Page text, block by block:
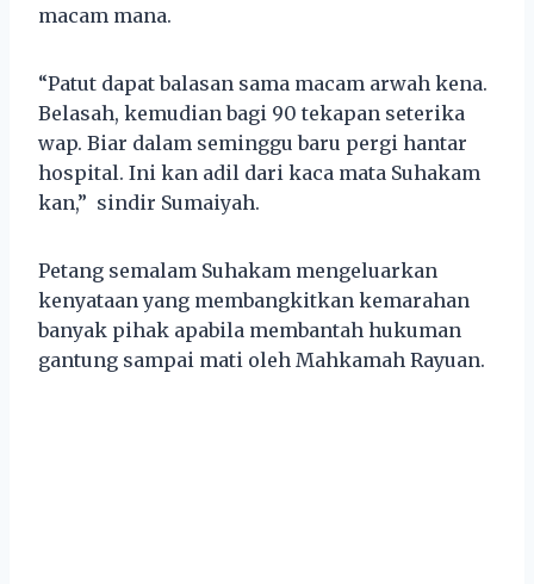
macam mana.
“Patut dapat balasan sama macam arwah kena.
Belasah, kemudian bagi 90 tekapan seterika
wap. Biar dalam seminggu baru pergi hantar
hospital. Ini kan adil dari kaca mata Suhakam
kan,” sindir Sumaiyah.
Petang semalam Suhakam mengeluarkan
kenyataan yang membangkitkan kemarahan
banyak pihak apabila membantah hukuman
gantung sampai mati oleh Mahkamah Rayuan.